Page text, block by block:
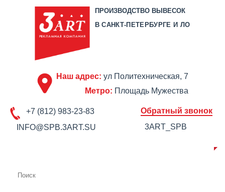
ПРОИЗВОДСТВО ВЫВЕСОК
В САНКТ-ПЕТЕРБУРГЕ И ЛО
Наш адрес: ул Политехническая, 7
Метро: Площадь Мужества
+7 (812) 983-23-83
INFO@SPB.3ART.SU
Обратный звонок
3ART_SPB